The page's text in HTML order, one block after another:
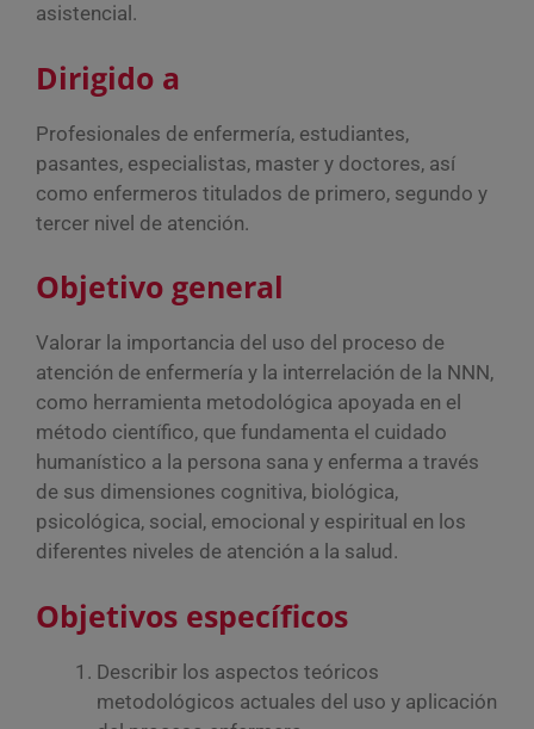
asistencial.
Dirigido a
Profesionales de enfermería, estudiantes,
pasantes, especialistas, master y doctores, así
como enfermeros titulados de primero, segundo y
tercer nivel de atención.
Objetivo general
Valorar la importancia del uso del proceso de
atención de enfermería y la interrelación de la NNN,
como herramienta metodológica apoyada en el
método científico, que fundamenta el cuidado
humanístico a la persona sana y enferma a través
de sus dimensiones cognitiva, biológica,
psicológica, social, emocional y espiritual en los
diferentes niveles de atención a la salud.
Objetivos específicos
Describir los aspectos teóricos
metodológicos actuales del uso y aplicación